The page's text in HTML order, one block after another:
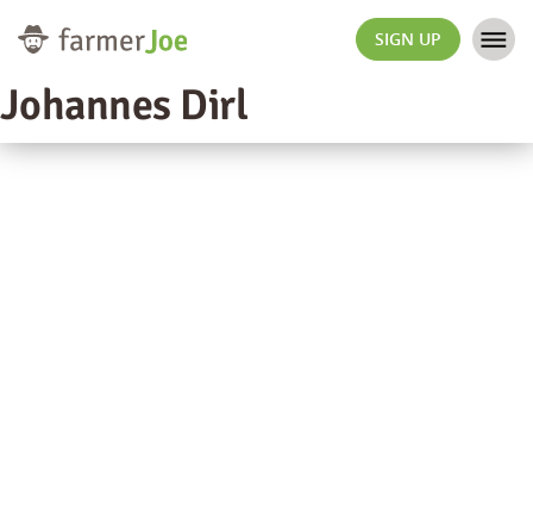
SIGN UP
Johannes Dirl